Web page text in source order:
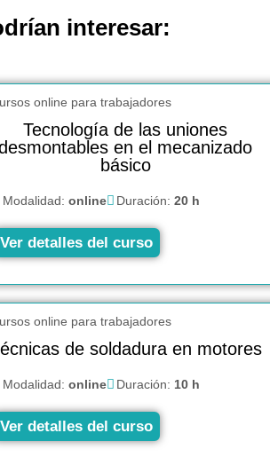
interesar:
Tecnología de las uniones
en el mecanizado
básico
Modalidad: online Duración: 20 h
Ver detalles del curso
de soldadura en motores
Modalidad: online Duración: 10 h
Ver detalles del curso